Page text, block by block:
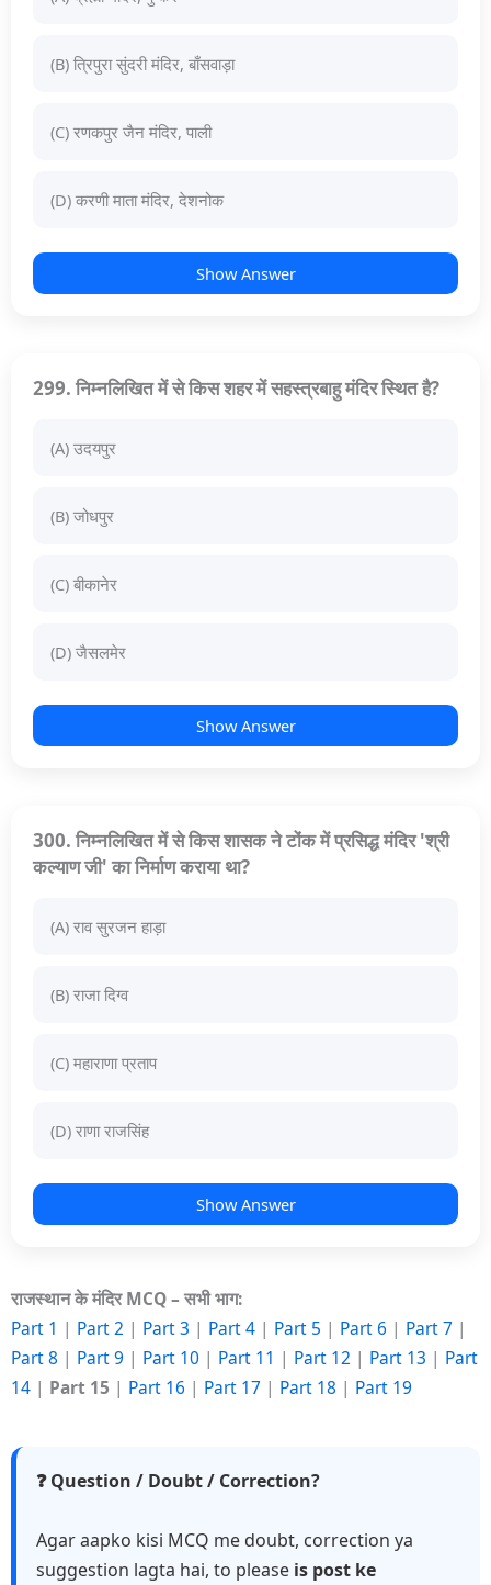
(B) त्रिपुरा सुंदरी मंदिर, बाँसवाड़ा
(C) रणकपुर जैन मंदिर, पाली
(D) करणी माता मंदिर, देशनोक
Show Answer
299. निम्नलिखित में से किस शहर में सहस्त्रबाहु मंदिर स्थित है?
(A) उदयपुर
(B) जोधपुर
(C) बीकानेर
(D) जैसलमेर
Show Answer
300. निम्नलिखित में से किस शासक ने टोंक में प्रसिद्ध मंदिर 'श्री
कल्याण जी' का निर्माण कराया था?
(A) राव सुरजन हाड़ा
(B) राजा दिग्व
(C) महाराणा प्रताप
(D) राणा राजसिंह
Show Answer
राजस्थान के मंदिर MCQ – सभी भाग:
Part 1 | Part 2 | Part 3 | Part 4 | Part 5 | Part 6 | Part 7 |
Part 8 | Part 9 | Part 10 | Part 11 | Part 12 | Part 13 | Part
14 | Part 15 | Part 16 | Part 17 | Part 18 | Part 19
❓ Question / Doubt / Correction?
Agar aapko kisi MCQ me doubt, correction ya
suggestion lagta hai, to please is post ke